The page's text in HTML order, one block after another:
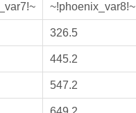
~!phoenix_var8!~
326.5
445.2
547.2